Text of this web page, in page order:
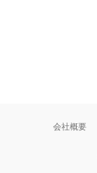
会社概要